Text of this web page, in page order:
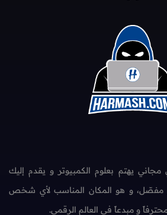
يهتم بعلوم الكمبيوتر و يقدم إليك
و هو المكان المناسب لأي شخص
و مبدعاً في العالم الرقمي.